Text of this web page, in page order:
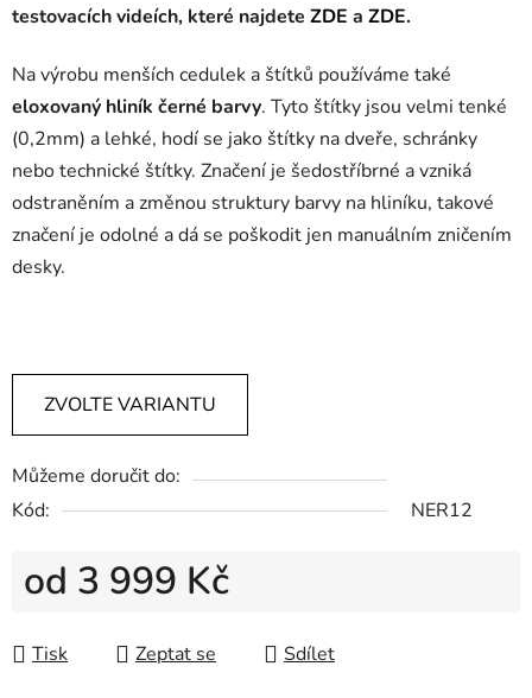
testovacích videích, které najdete ZDE a ZDE.
Na výrobu menších cedulek a štítků používáme také
eloxovaný hliník černé barvy. Tyto štítky jsou velmi tenké
(0,2mm) a lehké, hodí se jako štítky na dveře, schránky
nebo technické štítky. Značení je šedostříbrné a vzniká
odstraněním a změnou struktury barvy na hliníku, takové
značení je odolné a dá se poškodit jen manuálním zničením
desky.
ZVOLTE VARIANTU
Můžeme doručit do:
Kód:
NER12
od 3 999 Kč
Tisk
Zeptat se Sdílet